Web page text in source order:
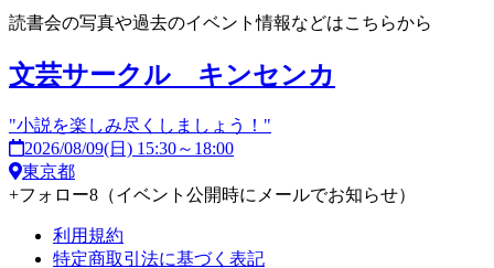
読書会の写真や過去のイベント情報などはこちらから
文芸サークル キンセンカ
"小説を楽しみ尽くしましょう！"
2026/08/09(日) 15:30～18:00
東京都
+フォロー8 （イベント公開時にメールでお知らせ）
利用規約
特定商取引法に基づく表記